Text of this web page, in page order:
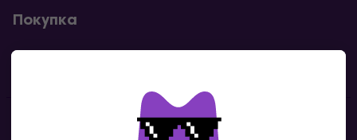
Покупка
Полезни линкове
Контакти